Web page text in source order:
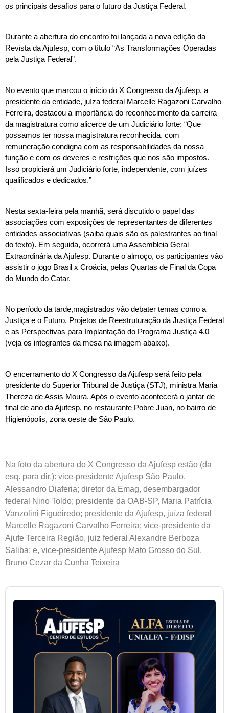
os principais desafios para o futuro da Justiça Federal.
Durante a abertura do encontro foi lançada a nova edição da
Revista da Ajufesp, com o título “As Transformações Operadas
pela Justiça Federal”.
No evento que marcou o início do X Congresso da Ajufesp, a
presidente da entidade, juíza federal Marcelle Ragazoni Carvalho
Ferreira, destacou a importância do reconhecimento da carreira
da magistratura como alicerce de um Judiciário forte: “Que
possamos ter nossa magistratura reconhecida, com
remuneração condigna com as responsabilidades da nossa
função e com os deveres e restrições que nos são impostos.
Isso propiciará um Judiciário forte, independente, com juízes
qualificados e dedicados.”
Nesta sexta-feira pela manhã, será discutido o papel das
associações com exposições de representantes de diferentes
entidades associativas (saiba quais são os palestrantes ao final
do texto). Em seguida, ocorrerá uma Assembleia Geral
Extraordinária da Ajufesp. Durante o almoço, os participantes vão
assistir o jogo Brasil x Croácia, pelas Quartas de Final da Copa
do Mundo do Catar.
No período da tarde,magistrados vão debater temas como a
Justiça e o Futuro, Projetos de Reestruturação da Justiça Federal
e as Perspectivas para Implantação do Programa Justiça 4.0
(veja os integrantes da mesa na imagem abaixo).
O encerramento do X Congresso da Ajufesp será feito pela
presidente do Superior Tribunal de Justiça (STJ), ministra Maria
Thereza de Assis Moura. Após o evento acontecerá o jantar de
final de ano da Ajufesp, no restaurante Pobre Juan, no bairro de
Higienópolis, zona oeste de São Paulo.
Na foto da abertura do X Congresso da Ajufesp estão (da
esq. para dir.): vice-presidente Ajufesp São Paulo,
Alessandro Diaferia; diretor da Emag, desembargador
federal Nino Toldo; presidente da OAB-SP, Maria Patrícia
Vanzolini Figueiredo; presidente da Ajufesp, juíza federal
Marcelle Ragazoni Carvalho Ferreira; vice-presidente da
Ajufe Terceira Região, juiz federal Alexandre Berboza
Saliba; e, vice-presidente Ajufesp Mato Grosso do Sul,
Bruno Cezar da Cunha Teixeira